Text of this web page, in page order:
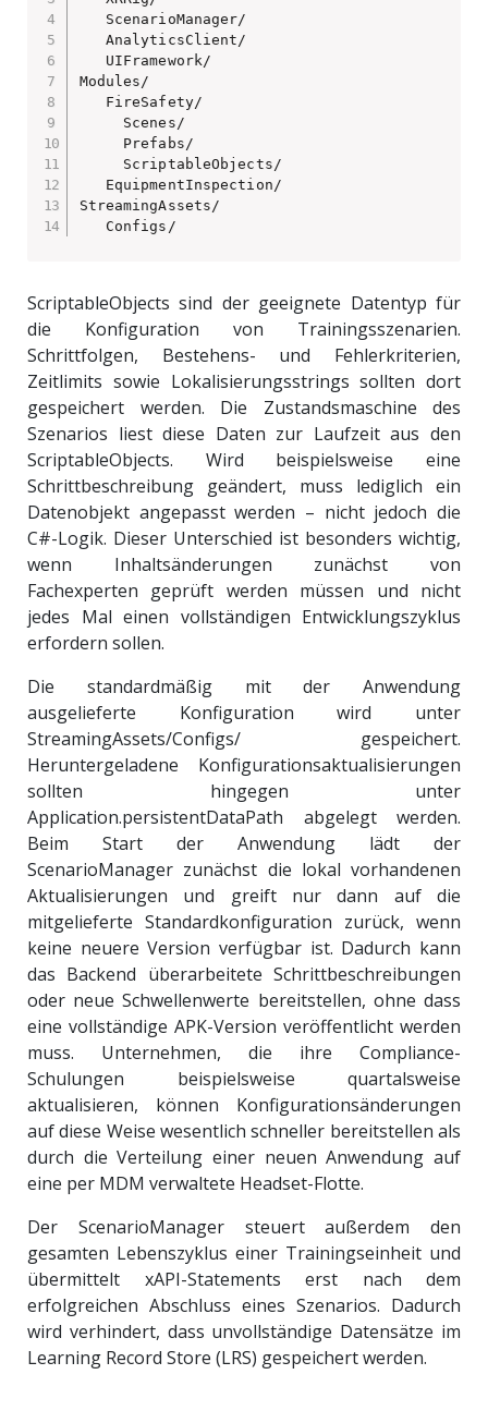
ScenarioManager/
AnalyticsClient/
UIFramework/
Modules/
FireSafety/
Scenes/
Prefabs/
ScriptableObjects/
EquipmentInspection/
StreamingAssets/
Configs/
ScriptableObjects sind der geeignete Datentyp für
die Konfiguration von Trainingsszenarien.
Schrittfolgen, Bestehens- und Fehlerkriterien,
Zeitlimits sowie Lokalisierungsstrings sollten dort
gespeichert werden. Die Zustandsmaschine des
Szenarios liest diese Daten zur Laufzeit aus den
ScriptableObjects. Wird beispielsweise eine
Schrittbeschreibung geändert, muss lediglich ein
Datenobjekt angepasst werden – nicht jedoch die
C#-Logik. Dieser Unterschied ist besonders wichtig,
wenn Inhaltsänderungen zunächst von
Fachexperten geprüft werden müssen und nicht
jedes Mal einen vollständigen Entwicklungszyklus
erfordern sollen.
Die standardmäßig mit der Anwendung
ausgelieferte Konfiguration wird unter
StreamingAssets/Configs/ gespeichert.
Heruntergeladene Konfigurationsaktualisierungen
sollten hingegen unter
Application.persistentDataPath abgelegt werden.
Beim Start der Anwendung lädt der
ScenarioManager zunächst die lokal vorhandenen
Aktualisierungen und greift nur dann auf die
mitgelieferte Standardkonfiguration zurück, wenn
keine neuere Version verfügbar ist. Dadurch kann
das Backend überarbeitete Schrittbeschreibungen
oder neue Schwellenwerte bereitstellen, ohne dass
eine vollständige APK-Version veröffentlicht werden
muss. Unternehmen, die ihre Compliance-
Schulungen beispielsweise quartalsweise
aktualisieren, können Konfigurationsänderungen
auf diese Weise wesentlich schneller bereitstellen als
durch die Verteilung einer neuen Anwendung auf
eine per MDM verwaltete Headset-Flotte.
Der ScenarioManager steuert außerdem den
gesamten Lebenszyklus einer Trainingseinheit und
übermittelt xAPI-Statements erst nach dem
erfolgreichen Abschluss eines Szenarios. Dadurch
wird verhindert, dass unvollständige Datensätze im
Learning Record Store (LRS) gespeichert werden.